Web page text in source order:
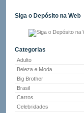
Siga o Depósito na Web
Categorias
Adulto
Beleza e Moda
Big Brother
Brasil
Carros
Celebridades